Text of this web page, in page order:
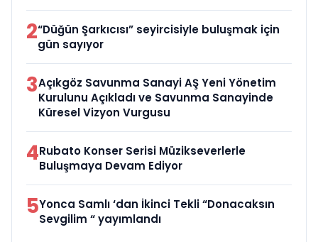
2“Düğün Şarkıcısı” seyircisiyle buluşmak için
gün sayıyor
3Açıkgöz Savunma Sanayi AŞ Yeni Yönetim
Kurulunu Açıkladı ve Savunma Sanayinde
Küresel Vizyon Vurgusu
4Rubato Konser Serisi Müzikseverlerle
Buluşmaya Devam Ediyor
5Yonca Samlı ‘dan İkinci Tekli “Donacaksın
Sevgilim “ yayımlandı